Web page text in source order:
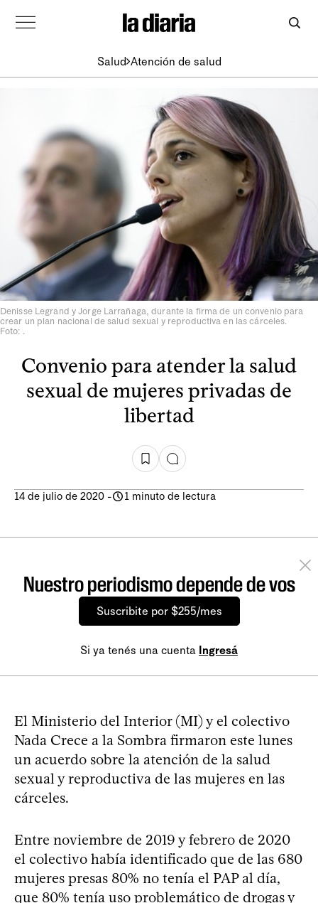
Salud Atención de salud
Denisse Legrand y Jorge Larrañaga, durante la firma de un convenio para
crear un plan nacional de salud sexual y reproductiva en las cárceles.
Foto: .
Convenio para atender la salud
sexual de mujeres privadas de
libertad
14 de julio de 2020 - 1 minuto de lectura
Nuestro periodismo depende de vos
Suscribite por $255/mes
Si ya tenés una cuenta Ingresá
El Ministerio del Interior (MI) y el colectivo
Nada Crece a la Sombra firmaron este lunes
un acuerdo sobre la atención de la salud
sexual y reproductiva de las mujeres en las
cárceles.
Entre noviembre de 2019 y febrero de 2020
el colectivo había identificado que de las 680
mujeres presas 80% no tenía el PAP al día,
que 80% tenía uso problemático de drogas y